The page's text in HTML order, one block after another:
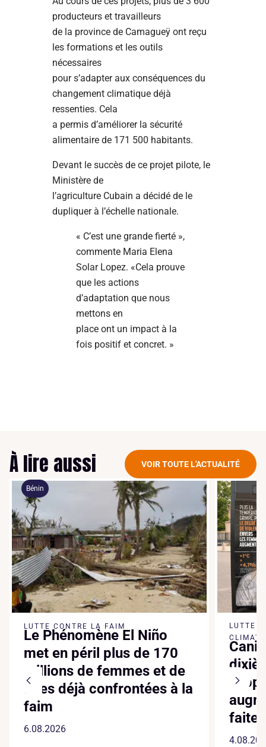
producteurs et travailleurs
de la province de Camagueÿ ont reçu
les formations et les outils
nécessaires
pour s’adapter aux conséquences du
changement climatique déjà
ressenties. Cela
a permis d’améliorer la sécurité
alimentaire de 171 500 habitants.
Devant le succès de ce projet pilote, le
Ministère de
l’agriculture Cubain a décidé de le
dupliquer à l’échelle nationale.
« C’est une grande fierté »,
commente Maria Elena
Solar Lopez. «Cela prouve
que les actions
d’adaptation que nous
mettons en
place ont un impact à la
fois positif et concret. »
À lire aussi VOIR TOUTE L'ACTUALITÉ
Bénin
LUTTE CONTRE LA FAIM
Le Phénomène El Niño
met en péril plus de 170
millions de femmes et de
filles déjà confrontées à la
faim
6.08.2026
LUTTE